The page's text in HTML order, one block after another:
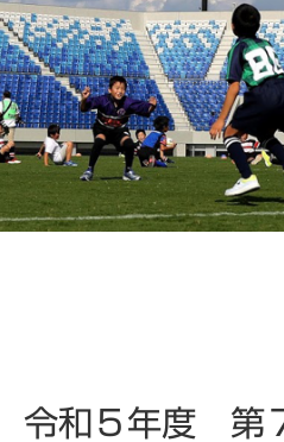
令和５年度 第